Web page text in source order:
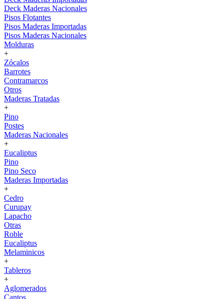
Deck Maderas Nacionales
Pisos Flotantes
Pisos Maderas Importadas
Pisos Maderas Nacionales
Molduras
+
Zócalos
Barrotes
Contramarcos
Otros
Maderas Tratadas
+
Pino
Postes
Maderas Nacionales
+
Eucaliptus
Pino
Pino Seco
Maderas Importadas
+
Cedro
Curupay
Lapacho
Otras
Roble
Eucaliptus
Melaminicos
+
Tableros
+
Aglomerados
Cantos